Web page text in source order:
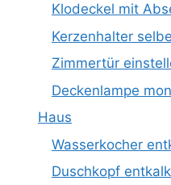
Klodeckel mit
Kerzenhalter
Zimmertür
Deckenlampe
Haus
Wasserkocher
Duschkopf